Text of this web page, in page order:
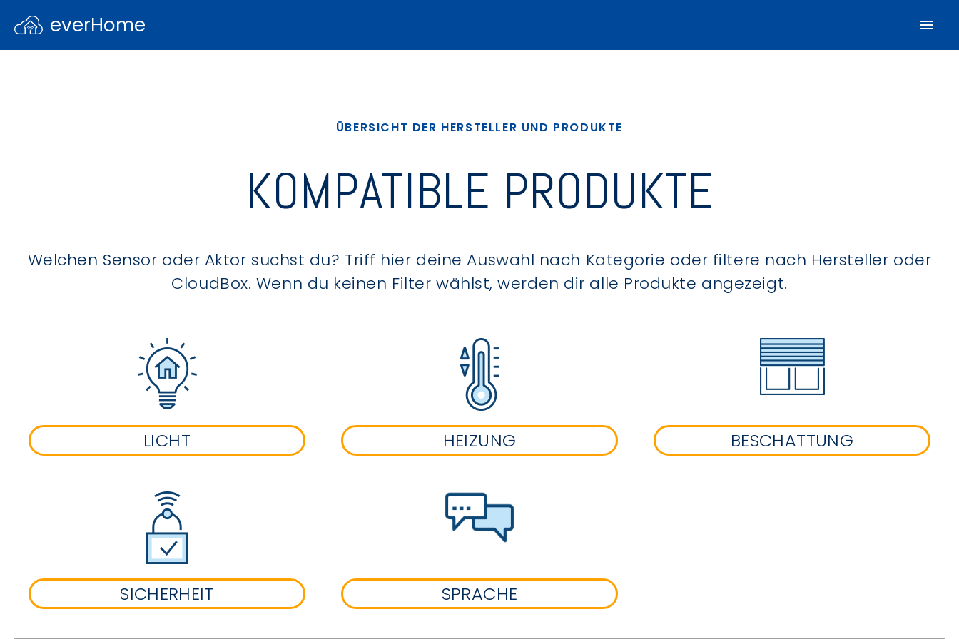
everHome
ÜBERSICHT DER HERSTELLER UND PRODUKTE
KOMPATIBLE PRODUKTE
Welchen Sensor oder Aktor suchst du? Triff hier deine Auswahl nach Kategorie oder filtere nach Hersteller oder
CloudBox. Wenn du keinen Filter wählst, werden dir alle Produkte angezeigt.
LICHT HEIZUNG BESCHATTUNG
SICHERHEIT SPRACHE